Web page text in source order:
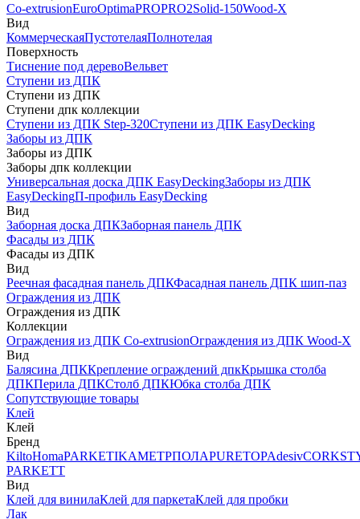
Co-extrusionEuroOptimaPROPRO2Solid-150Wood-X
Вид
КоммерческаяПустотелаяПолнотелая
Поверхность
Тиснение под деревоВельвет
Ступени из ДПК
Ступени из ДПК
Ступени дпк коллекции
Ступени из ДПК Step-320Ступени из ДПК EasyDecking
Заборы из ДПК
Заборы из ДПК
Заборы дпк коллекции
Универсальная доска ДПК EasyDeckingЗаборы из ДПК
EasyDeckingП-профиль EasyDecking
Вид
Заборная доска ДПКЗаборная панель ДПК
Фасады из ДПК
Фасады из ДПК
Вид
Реечная фасадная панель ДПКФасадная панель ДПК шип-паз
Ограждения из ДПК
Ограждения из ДПК
Коллекции
Ограждения из ДПК Co-extrusionОграждения из ДПК Wood-X
Вид
Балясина ДПККрепление ограждений дпкКрышка столба
ДПКПерила ДПКСтолб ДПКЮбка столба ДПК
Сопутствующие товары
Клей
Клей
Бренд
KiltoHomaPARKETIKAМЕТРПОЛАPURETOPAdesiv
PARKETT
Вид
Клей для винилаКлей для паркетаКлей для пробки
Лак